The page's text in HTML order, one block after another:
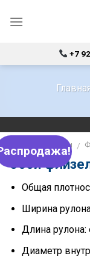
+7
Обои /
Обои
Общая
Ширина
Длина рулона:
Диаметр